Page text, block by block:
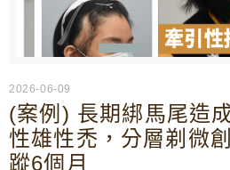
2026-06-09
(案例) 長期綁馬尾造
性雄性禿，分層剃微
蹤6個月